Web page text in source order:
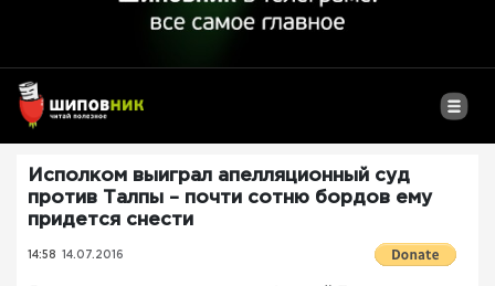
Исполком выиграл апелляционный суд
против Талпы – почти сотню бордов ему
придется снести
14:58 14.07.2016